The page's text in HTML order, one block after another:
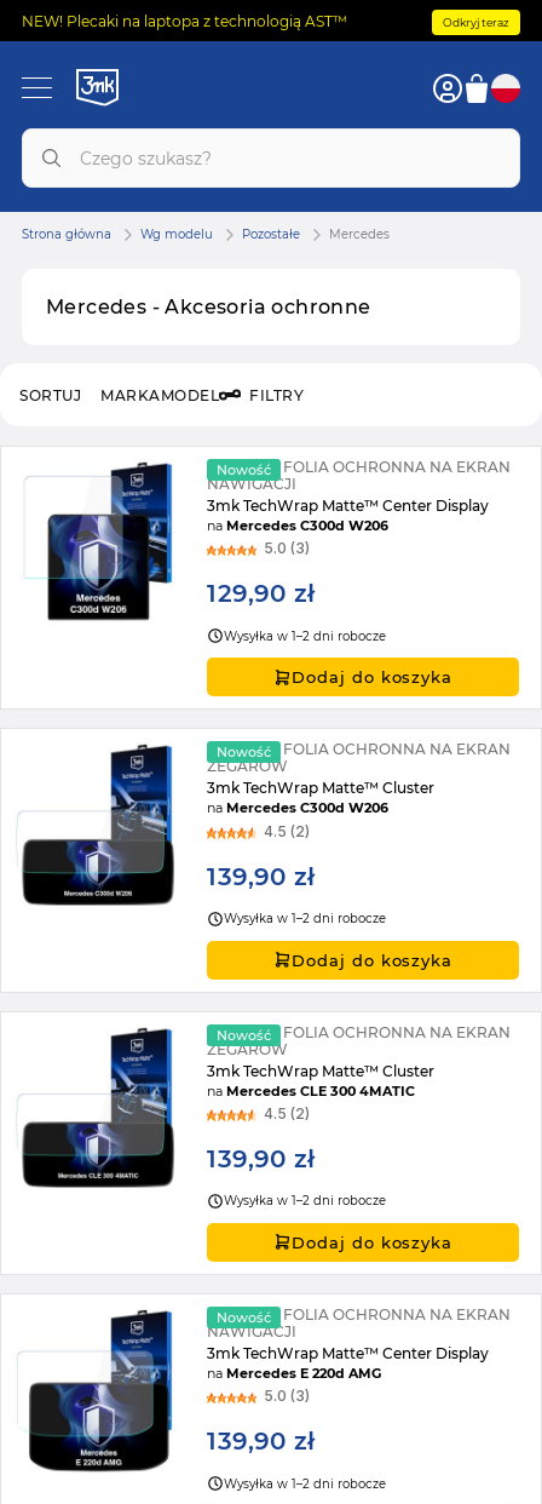
NEW! Plecaki na laptopa z technologią AST™ Odkryj teraz
Mercedes - Akcesoria ochronne
Strona główna Wg modelu Pozostałe Mercedes
MARKAMODEL FILTRY
SORTUJ
Nowość
MATOWA FOLIA OCHRONNA NA EKRAN
NAWIGACJI
3mk TechWrap Matte™ Center Display
naMercedes C300d W206
5.0 (3)
129,90 zł
Wysyłka w 1–2 dni robocze
Dodaj do koszyka
Nowość
MATOWA FOLIA OCHRONNA NA EKRAN
ZEGARÓW
3mk TechWrap Matte™ Cluster
naMercedes C300d W206
4.5 (2)
139,90 zł
Wysyłka w 1–2 dni robocze
Dodaj do koszyka
Nowość
MATOWA FOLIA OCHRONNA NA EKRAN
ZEGARÓW
3mk TechWrap Matte™ Cluster
naMercedes CLE 300 4MATIC
4.5 (2)
139,90 zł
Wysyłka w 1–2 dni robocze
Dodaj do koszyka
Nowość
MATOWA FOLIA OCHRONNA NA EKRAN
NAWIGACJI
3mk TechWrap Matte™ Center Display
naMercedes E 220d AMG
5.0 (3)
139,90 zł
Wysyłka w 1–2 dni robocze